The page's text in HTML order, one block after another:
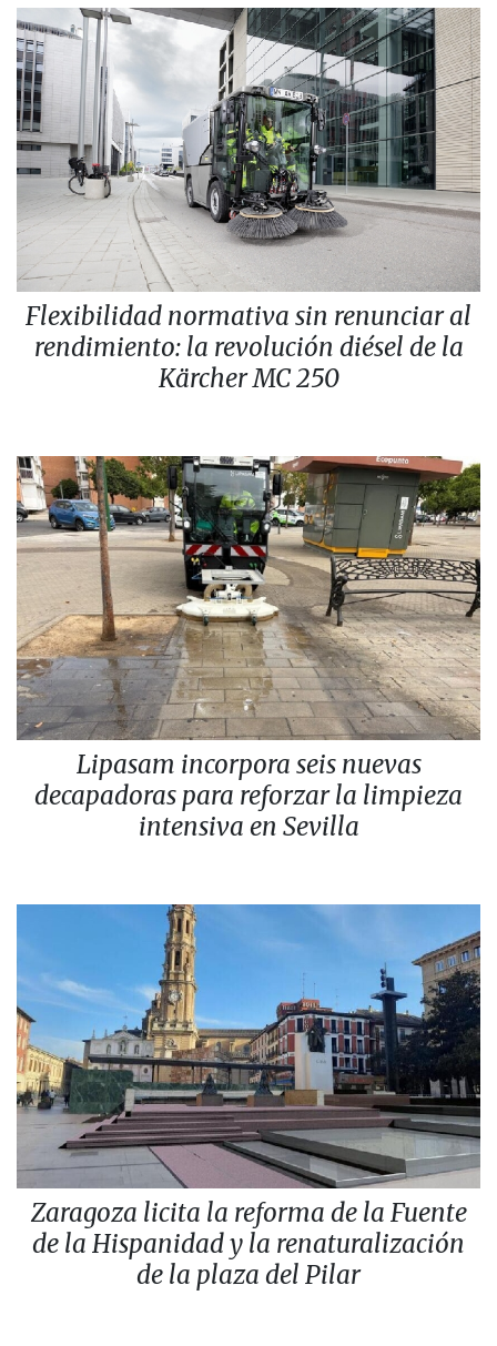
Flexibilidad normativa sin renunciar al
rendimiento: la revolución diésel de la
Kärcher MC 250
Lipasam incorpora seis nuevas
decapadoras para reforzar la limpieza
intensiva en Sevilla
Zaragoza licita la reforma de la Fuente
de la Hispanidad y la renaturalización
de la plaza del Pilar